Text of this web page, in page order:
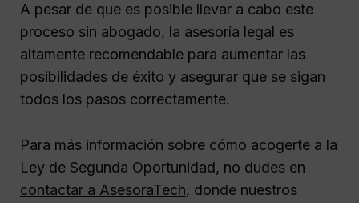
A pesar de que es posible llevar a cabo este
proceso sin abogado, la asesoría legal es
altamente recomendable para aumentar las
posibilidades de éxito y asegurar que se sigan
todos los pasos correctamente.
Para más información sobre cómo acogerte a la
Ley de Segunda Oportunidad, no dudes en
contactar a AsesoraTech, donde nuestros